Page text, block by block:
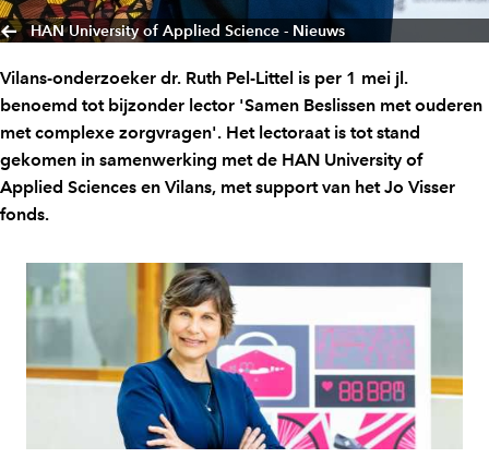
HAN University of Applied Science - Nieuws
Vilans-onderzoeker dr. Ruth Pel-Littel is per 1 mei jl.
benoemd tot bijzonder lector 'Samen Beslissen met ouderen
met complexe zorgvragen'. Het lectoraat is tot stand
gekomen in samenwerking met de HAN University of
Applied Sciences en Vilans, met support van het Jo Visser
fonds.